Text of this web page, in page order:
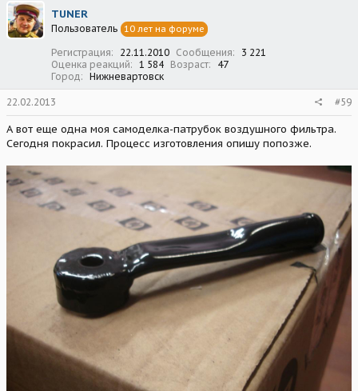
TUNER
Пользователь 10 лет на форуме
Регистрация 22.11.2010 Сообщения
3 221
Оценка реакций
1 584 Возраст
47
Город
Нижневартовск
22.02.2013 #59
А вот еще одна моя самоделка-патрубок воздушного фильтра.
Сегодня покрасил. Процесс изготовления опишу попозже.